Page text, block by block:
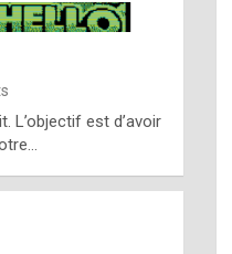
L’objectif est d’avoir